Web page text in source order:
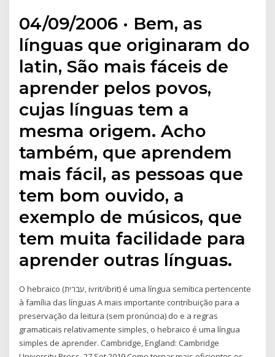
04/09/2006 · Bem, as
línguas que originaram do
latin, São mais fáceis de
aprender pelos povos,
cujas línguas tem a
mesma origem. Acho
também, que aprendem
mais fácil, as pessoas que
tem bom ouvido, a
exemplo de músicos, que
tem muita facilidade para
aprender outras línguas.
O hebraico (עברית, ivrit/ibrit) é uma língua semítica pertencente
à família das línguas A mais importante contribuição para a
preservação da leitura (sem pronúncia) do e a regras
gramaticais relativamente simples, o hebraico é uma língua
simples de aprender. Cambridge, England: Cambridge